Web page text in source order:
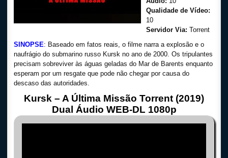
Qualidade de Vídeo:
10
Servidor Via: Torrent
SINOPSE: Baseado em fatos reais, o filme narra a explosão e o
naufrágio do submarino russo Kursk no ano de 2000. Os tripulantes
precisam sobreviver às águas geladas do Mar de Barents enquanto
esperam por um resgate que pode não chegar por causa do
descaso das autoridades.
Kursk – A Última Missão Torrent (2019)
Dual Áudio WEB-DL 1080p